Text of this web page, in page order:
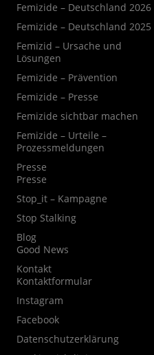
Femizide – Deutschland 2026
Femizide – Deutschland 2025
Femizid – Ursache und
Lösungen
Femizide – Prävention
Femizide – Presse
Femizide sichtbar machen
Femizide – Urteile –
Prozessmeldungen
Presse
Presse
Stop_it – Kampagne
Stop Stalking
Blog
Good News
Kontakt
Kontaktformular
Instagram
Facebook
Datenschutzerklärung